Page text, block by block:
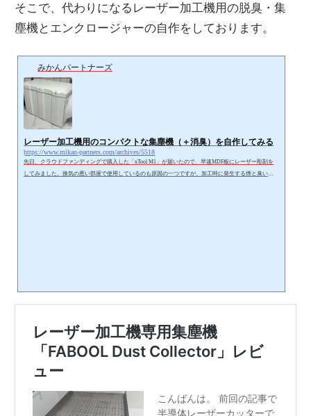
そこで、代わりになるレーザー加工機用の脱臭・集
塵機とエンクロージャーの自作をしております。
みかんパートナーズ
レーザー加工機用のコンパクトな集塵機（＋消臭）を自作してみる
https://www.mikan-partners.com/archives/5518
先日、クラウドファンディングで購入した「xTool M1」が届いたので、早速MDF板にレーザー彫刻を
してみました。換気の悪い部屋で使用しているのも原因の一つですが、加工時に発生する煙と臭いで